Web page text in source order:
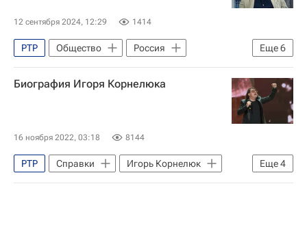
12 сентября 2024, 12:29 1414
Еще6
РТР Общество
Россия
Москва
Николай Сванидзе
Владимир Соловьев (телеведущий)
Союз журналистов России
Биография Игоря Корнелюка
16 ноября 2022, 03:18 8144
Еще4
РТР Справки
Игорь Корнелюк
Белоруссия
Александринский театр